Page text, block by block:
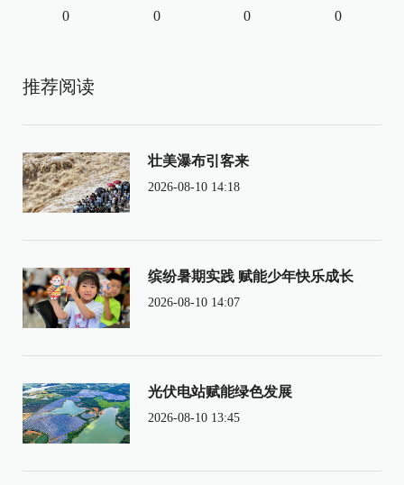
0 0 0 0
推荐阅读
壮美瀑布引客来
2026-08-10 14:18
缤纷暑期实践 赋能少年快乐成长
2026-08-10 14:07
光伏电站赋能绿色发展
2026-08-10 13:45